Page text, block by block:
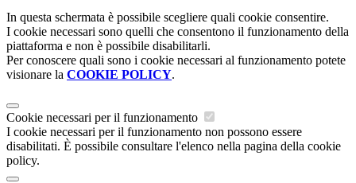
In questa schermata è possibile scegliere quali cookie consentire.
I cookie necessari sono quelli che consentono il funzionamento della
piattaforma e non è possibile disabilitarli.
Per conoscere quali sono i cookie necessari al funzionamento potete
visionare la COOKIE POLICY.
Cookie necessari per il funzionamento
I cookie necessari per il funzionamento non possono essere
disabilitati. È possibile consultare l'elenco nella pagina della cookie
policy.